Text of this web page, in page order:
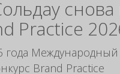
снова
Practice
года Международный
Brand Practice